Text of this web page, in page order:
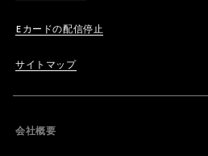
Eカードの配信停止
サイトマップ
会社概要